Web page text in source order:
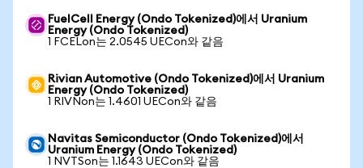
FuelCell Energy (Ondo Tokenized)에서 Uranium
Energy (Ondo Tokenized)
1 FCELon는 2.0545 UECon와 같음
Rivian Automotive (Ondo Tokenized)에서 Uranium
Energy (Ondo Tokenized)
1 RIVNon는 1.4601 UECon와 같음
Navitas Semiconductor (Ondo Tokenized)에서
Uranium Energy (Ondo Tokenized)
1 NVTSon는 1.1643 UECon와 같음